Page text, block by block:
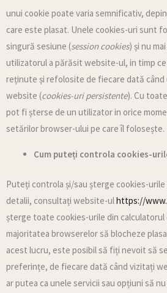
unui cookie poate varia semnificativ,
care este plasat. Unele cookies-uri sunt
singură sesiune (session cookies) și nu
utilizatorul a părăsit website-ul, in timp
reținute și refolosite de fiecare dată
website (cookies-uri persistente). Cu
pot fi șterse de un utilizator in orice
setărilor browser-ului pe care îl folosește.
Cum puteți controla cookies-
Puteți controla și/sau șterge cookies-
detalii, consultați website-ulhttps://
șterge toate cookies-urile din calculatorul
majoritatea browserelor să blocheze
acest lucru, este posibil să fiți nevoit să
preferințe, de fiecare dată când vizitați
ar putea ca unele servicii sau opțiuni să